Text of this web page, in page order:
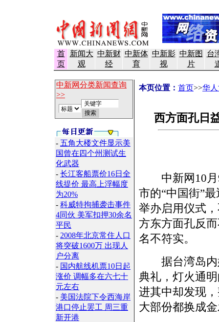
首
页
新闻大
观
中新财
经
中新体
育
中新影
视
中新图
片
台
中新网分类新闻查询
>>
- 五角大楼文件显示美
国曾在四个州测试生
化武器
- 长江客船票价16日全
线提价 最高上浮幅度
为20%
- 科威特拘捕袭击事件
4同伙 美军扣押30余名
平民
- 2008年北京常住人口
将突破1600万 出现人
户分离
- 国内航线机票10日起
涨价 调幅多在六七十
元左右
- 美国法院下令西海岸
港口停止罢工 周三重
新开港
本页位置： 首页>>华
西方面孔日
中新网10月9
市的“中国街”
举办启用仪式
方东方面孔反
名不符实。
据台湾岛内
典礼，灯火通
进其中却发现
大部份都换成